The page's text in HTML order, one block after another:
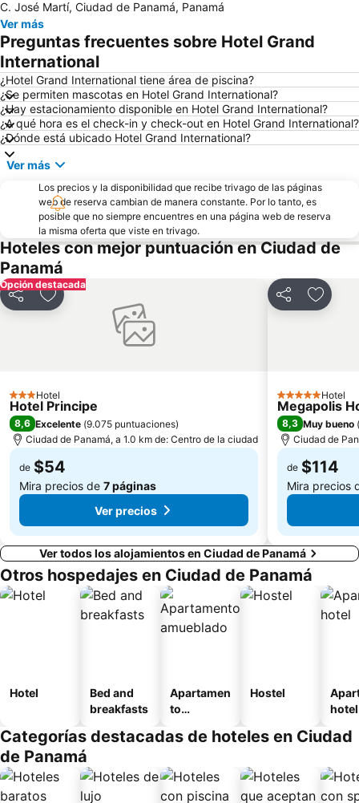
C. José Martí, Ciudad de Panamá, Panamá
Ver más
Preguntas frecuentes sobre Hotel Grand
International
¿Hotel Grand International tiene área de piscina?
¿Se permiten mascotas en Hotel Grand International?
¿Hay estacionamiento disponible en Hotel Grand International?
¿A qué hora es el check-in y check-out en Hotel Grand International?
¿Dónde está ubicado Hotel Grand International?
Ver más
Los precios y la disponibilidad que recibe trivago de las páginas
web de reserva cambian de manera constante. Por lo tanto, es
posible que no siempre encuentres en una página web de reserva
la misma oferta que viste en trivago.
Hoteles con mejor puntuación en Ciudad de
Panamá
Opción destacada
CompartirAgregar a favoritos
3 Estrellas
Hotel
Hotel Principe
8,6 Excelente (9.075 puntuaciones)
Ciudad de Panamá, a 1.0 km de: Centro de la ciudad
de $54
Mira precios de 7 páginas
Ver precios
Compartir
5 EstrellasHotel
Megapolis
8,3 Muy bueno (
Ciudad de
de $114
Mira precios
Ver todos los alojamientos en Ciudad de Panamá
Otros hospedajes en Ciudad de Panamá
Hotel
Bed and
breakfasts
Apartamen
to
o
Hostel
hotel
Categorías destacadas de hoteles en Ciudad
de Panamá